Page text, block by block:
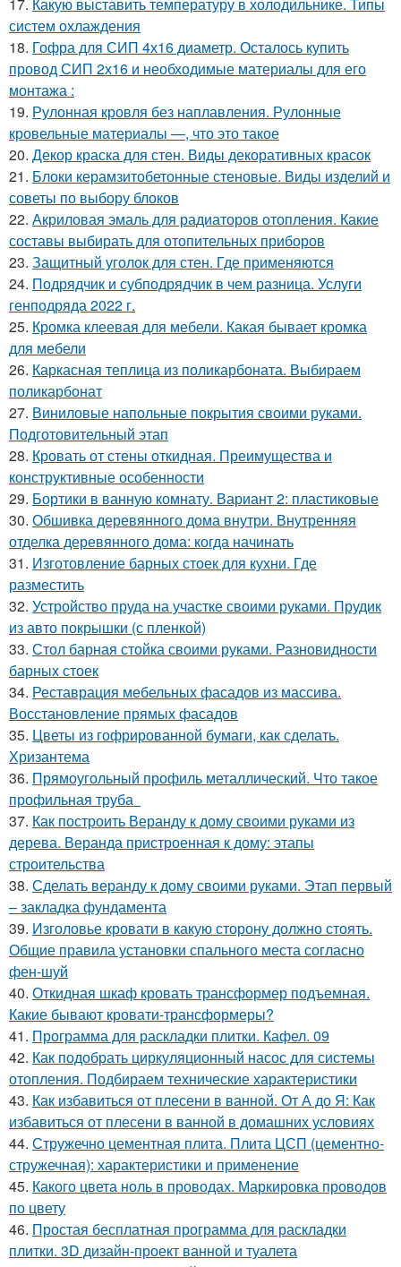
систем охлаждения
18. Гофра для СИП 4х16 диаметр. Осталось купить
провод СИП 2х16 и необходимые материалы для его
монтажа :
19. Рулонная кровля без наплавления. Рулонные
кровельные материалы —, что это такое
20. Декор краска для стен. Виды декоративных красок
21. Блоки керамзитобетонные стеновые. Виды изделий и
советы по выбору блоков
22. Акриловая эмаль для радиаторов отопления. Какие
составы выбирать для отопительных приборов
23. Защитный уголок для стен. Где применяются
24. Подрядчик и субподрядчик в чем разница. Услуги
генподряда 2022 г.
25. Кромка клеевая для мебели. Какая бывает кромка
для мебели
26. Каркасная теплица из поликарбоната. Выбираем
поликарбонат
27. Виниловые напольные покрытия своими руками.
Подготовительный этап
28. Кровать от стены откидная. Преимущества и
конструктивные особенности
29. Бортики в ванную комнату. Вариант 2: пластиковые
30. Обшивка деревянного дома внутри. Внутренняя
отделка деревянного дома: когда начинать
31. Изготовление барных стоек для кухни. Где
разместить
32. Устройство пруда на участке своими руками. Прудик
из авто покрышки (с пленкой)
33. Стол барная стойка своими руками. Разновидности
барных стоек
34. Реставрация мебельных фасадов из массива.
Восстановление прямых фасадов
35. Цветы из гофрированной бумаги, как сделать.
Хризантема
36. Прямоугольный профиль металлический. Что такое
профильная труба
37. Как построить Веранду к дому своими руками из
дерева. Веранда пристроенная к дому: этапы
строительства
38. Сделать веранду к дому своими руками. Этап первый
– закладка фундамента
39. Изголовье кровати в какую сторону должно стоять.
Общие правила установки спального места согласно
фен-шуй
40. Откидная шкаф кровать трансформер подъемная.
Какие бывают кровати-трансформеры?
41. Программа для раскладки плитки. Кафел. 09
42. Как подобрать циркуляционный насос для системы
отопления. Подбираем технические характеристики
43. Как избавиться от плесени в ванной. От А до Я: Как
избавиться от плесени в ванной в домашних условиях
44. Стружечно цементная плита. Плита ЦСП (цементно-
стружечная): характеристики и применение
45. Какого цвета ноль в проводах. Маркировка проводов
по цвету
46. Простая бесплатная программа для раскладки
плитки. 3D дизайн-проект ванной и туалета